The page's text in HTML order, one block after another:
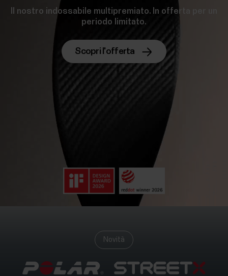
Il nostro indossabile multipremiato. In offerta per un
periodo limitato.
Scopri l'offerta
Novità